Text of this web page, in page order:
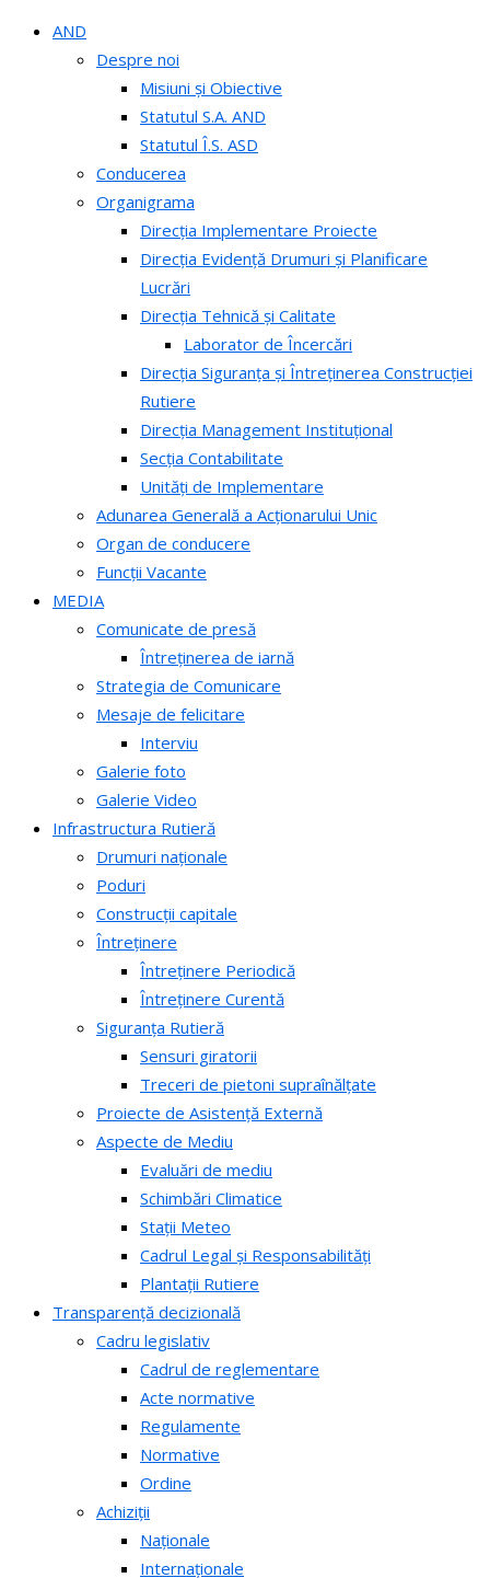
AND
Despre noi
Misiuni și Obiective
Statutul S.A. AND
Statutul Î.S. ASD
Conducerea
Organigrama
Direcția Implementare Proiecte
Direcția Evidență Drumuri și Planificare
Lucrări
Direcția Tehnică și Calitate
Laborator de Încercări
Direcția Siguranța și Întreținerea Construcției
Rutiere
Direcția Management Instituțional
Secția Contabilitate
Unități de Implementare
Adunarea Generală a Acționarului Unic
Organ de conducere
Funcții Vacante
MEDIA
Comunicate de presă
Întreținerea de iarnă
Strategia de Comunicare
Mesaje de felicitare
Interviu
Galerie foto
Galerie Video
Infrastructura Rutieră
Drumuri naționale
Poduri
Construcții capitale
Întreținere
Întreținere Periodică
Întreținere Curentă
Siguranța Rutieră
Sensuri giratorii
Treceri de pietoni supraînălțate
Proiecte de Asistență Externă
Aspecte de Mediu
Evaluări de mediu
Schimbări Climatice
Stații Meteo
Cadrul Legal și Responsabilități
Plantații Rutiere
Transparență decizională
Cadru legislativ
Cadrul de reglementare
Acte normative
Regulamente
Normative
Ordine
Achiziții
Naționale
Internaționale